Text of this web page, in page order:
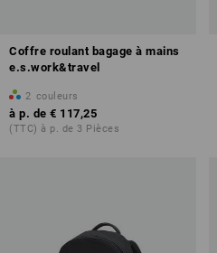
Coffre roulant bagage à mains
e.s.work&travel
2 couleurs
à p. de € 117,25
(TTC) à p. de 3 Pièces